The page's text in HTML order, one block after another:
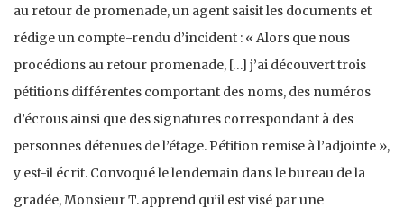
au retour de promenade, un agent saisit les documents et
rédige un compte-rendu d’incident : « Alors que nous
procédions au retour promenade, […] j’ai découvert trois
pétitions différentes comportant des noms, des numéros
d’écrous ainsi que des signatures correspondant à des
personnes détenues de l’étage. Pétition remise à l’adjointe »,
y est-il écrit. Convoqué le lendemain dans le bureau de la
gradée, Monsieur T. apprend qu’il est visé par une